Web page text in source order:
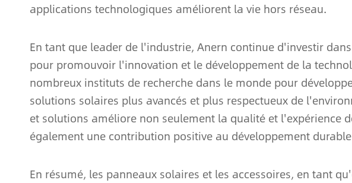
applications technologiques améliorent la vie hors réseau.
En tant que leader de l'industrie, Anern continue d'investir
pour promouvoir l'innovation et le développement de la
nombreux instituts de recherche dans le monde pour
solutions solaires plus avancés et plus respectueux de
et solutions améliore non seulement la qualité et l'expérience
également une contribution positive au développement
En résumé, les panneaux solaires et les accessoires, en tant